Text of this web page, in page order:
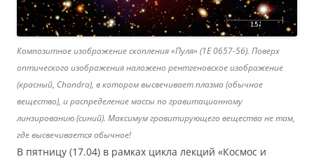
Композитное изображение скопления «Пуля» (1E 0657-56). Поверх
оптического изображения наложено рентгеновское изображение
(красный, Chandra), в котором высвечивает плазма (обычное
вещество), и распределение массы по гравитационному
линзированию (синий). Максимум гравитирующего вещества не там,
где высвечивается обычное!
В пятницу (17.04) в рамках цикла лекций «Космос и